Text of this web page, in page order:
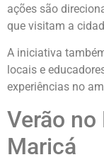
ações são
que visitam a
A iniciativa
locais e
experiências no
Verão
Maricá